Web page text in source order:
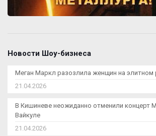
Новости Шоу-бизнеса
Меган Маркл разозлила женщин на элитном
21.04.2026
В Кишиневе неожиданно отменили концерт
Вайкуле
21.04.2026